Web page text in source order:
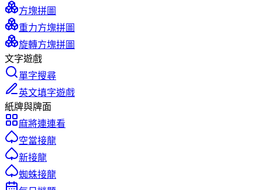
方塊拼圖
重力方塊拼圖
旋轉方塊拼圖
文字遊戲
單字搜尋
英文填字遊戲
紙牌與牌面
麻將連連看
空當接龍
新接龍
蜘蛛接龍